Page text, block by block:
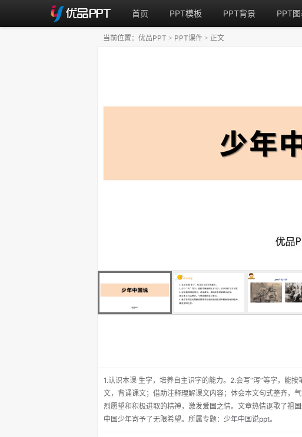
首页 PPT模板 PPT背景 PPT
1.认识本课 生字，培养自主识字的能力。2.会写“泻”等字，能
文，背诵课文；借助注释理解课文内容；体会本文句式整齐，
烈愿望和积极进取的精神，激发爱国之情。文章热情讴歌了祖
中国少年寄予了无限希望。所属专题： 少年中国说ppt。
当前位置： 优品PPT > PPT课件 > 正文